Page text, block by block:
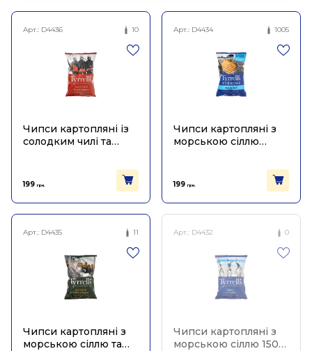
Арт.: D4436 10
Чипси картопляні із
солодким чилі та
199 грн.
Арт.: D4434 1005
Чипси картопляні з
морською сіллю
199 грн.
Арт.: D4435 11
Чипси картопляні з
морською сіллю та
Арт.: D4432 0
Чипси картопляні з
морською сіллю 150г,